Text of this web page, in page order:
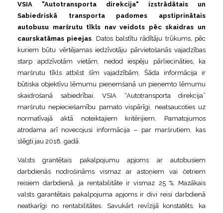
VSIA "Autotransporta direkcija" izstrādātais un
Sabiedriskā transporta padomes apstiprinātais
autobusu maršrutu tīkls nav veidots pēc skaidras un
caurskatāmas pieejas. Datos balstītu rādītāju trūkums, pēc
kuriem būtu vērtējamas iedzīvotāju pārvietošanās vajadzības
starp apdzīvotām vietām, nedod iespēju pārliecināties, ka
maršrutu tīkls atbilst šīm vajadzībām. Šāda informācija ir
būtiska objektīvu lēmumu pieņemšanā un pieņemto lēmumu
skaidrošanā sabiedrībai. VSIA “Autotransporta direkcija”
maršrutu nepieciešamību pamato vispārīgi, neatsaucoties uz
normatīvajā aktā noteiktajiem kritērijiem. Pamatojumos
atrodama arī novecojusi informācija – par maršrutiem, kas
slēgti jau 2018. gadā.
Valsts grantētais pakalpojumu apjoms ar autobusiem
darbdienās nodrošināms vismaz ar astoņiem vai četriem
reisiem darbdienā, ja rentabilitāte ir vismaz 25 %. Mazākais
valsts garantētais pakalpojuma apjoms ir divi reisi darbdienā
neatkarīgi no rentabilitātes. Savukārt revīzijā konstatēts, ka